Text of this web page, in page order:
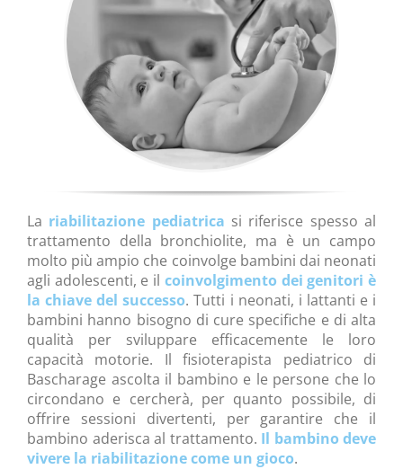
La riabilitazione pediatrica si riferisce spesso al
trattamento della bronchiolite, ma è un campo
molto più ampio che coinvolge bambini dai neonati
agli adolescenti, e il coinvolgimento dei genitori è
la chiave del successo. Tutti i neonati, i lattanti e i
bambini hanno bisogno di cure specifiche e di alta
qualità per sviluppare efficacemente le loro
capacità motorie. Il fisioterapista pediatrico di
Bascharage ascolta il bambino e le persone che lo
circondano e cercherà, per quanto possibile, di
offrire sessioni divertenti, per garantire che il
bambino aderisca al trattamento. Il bambino deve
vivere la riabilitazione come un gioco.